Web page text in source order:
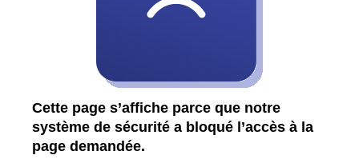
Cette page s’affiche parce que notre
système de sécurité a bloqué l’accès à la
page demandée.